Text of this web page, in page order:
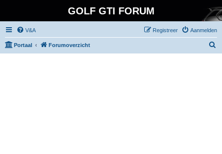
GOLF GTI FORUM
V&A Aanmelden
Registreer
Portaal Forumoverzicht